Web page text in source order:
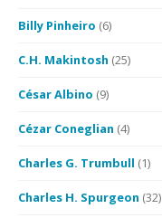
Billy Pinheiro (6)
C.H. Makintosh (25)
César Albino (9)
Cézar Coneglian (4)
Charles G. Trumbull (1)
Charles H. Spurgeon (32)